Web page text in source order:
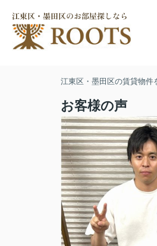
江東区・墨田区の賃貸物件
お客様の声